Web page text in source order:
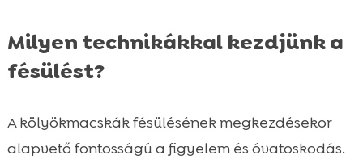
Milyen technikákkal kezdjünk a
fésülést?
A kölyökmacskák fésülésének megkezdésekor
alapvető fontosságú a figyelem és óvatoskodás.